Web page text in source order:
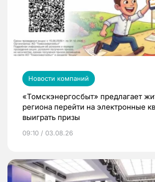
Новости компаний
«Томскэнергосбыт» предлагает
региона перейти на электронные
выиграть призы
09:10 / 03.08.26